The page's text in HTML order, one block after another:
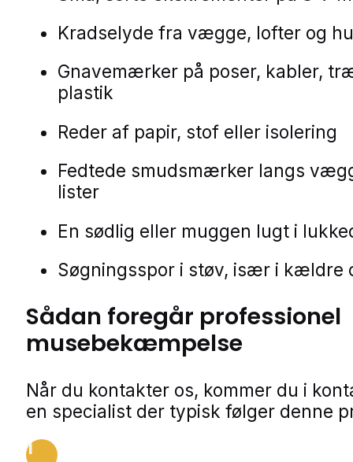
Kradselyde fra vægge, lofter og
Gnavemærker på poser, kabler,
plastik
Reder af papir, stof eller isolering
Fedtede smudsmærker langs
lister
En sødlig eller muggen lugt i
Søgningsspor i støv, især i kældre
Sådan foregår professionel
musebekæmpelse
Når du kontakter os, kommer du i
en specialist der typisk følger denne
1